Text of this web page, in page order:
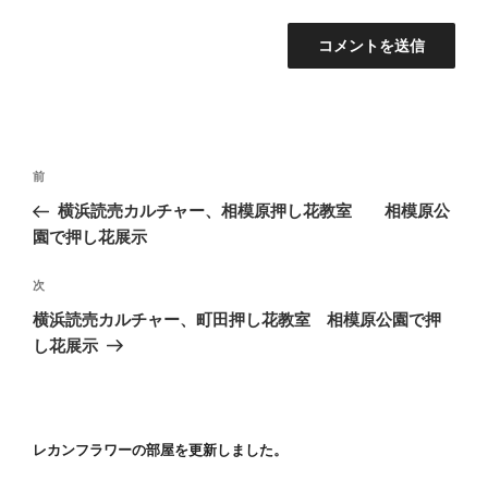
投
ナ
ゲ
ー
シ
前
の
投
前
横浜読売カルチャー、相模原押し花教室 相模原公
園で押し花展示
次
の
投
次
横浜読売カルチャー、町田押し花教室 相模原公園で押
し花展示
レカンフラワーの部屋を更新しました。